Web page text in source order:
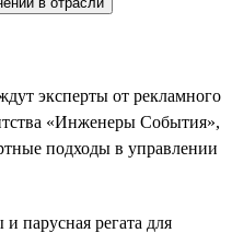
эксперты от рекламного
«Инженеры События»,
подходы в управлении
парусная регата для